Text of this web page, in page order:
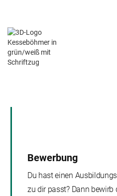
Bewerbung
Du hast einen
zu dir passt? Dann